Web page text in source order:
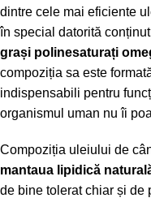
dintre cele mai eficiente
în special datorită
grași polinesaturați
compoziția sa este
indispensabili pentru
organismul uman nu îi
Compoziția uleiului de
mantaua lipidică
de bine tolerat chiar și de